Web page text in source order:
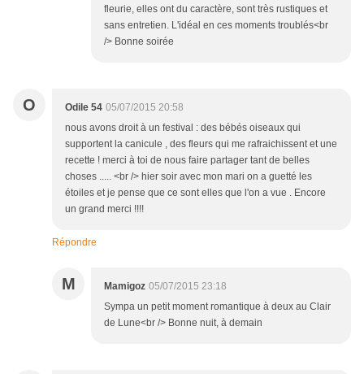
fleurie, elles ont du caractère, sont très rustiques et
sans entretien. L'idéal en ces moments troublés<br
/> Bonne soirée
O Odile 54 05/07/2015 20:58
nous avons droit à un festival : des bébés oiseaux qui
supportent la canicule , des fleurs qui me rafraichissent et une
recette ! merci à toi de nous faire partager tant de belles
choses ..... <br /> hier soir avec mon mari on a guetté les
étoiles et je pense que ce sont elles que l'on a vue . Encore
un grand merci !!!!
Répondre
M Mamigoz 05/07/2015 23:18
Sympa un petit moment romantique à deux au Clair
de Lune<br /> Bonne nuit, à demain